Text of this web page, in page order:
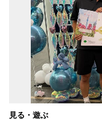
見る・遊ぶ